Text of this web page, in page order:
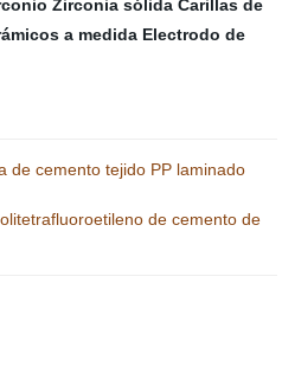
Zirconia sólida Carillas de
a medida Electrodo de
de cemento tejido PP laminado
de cemento de